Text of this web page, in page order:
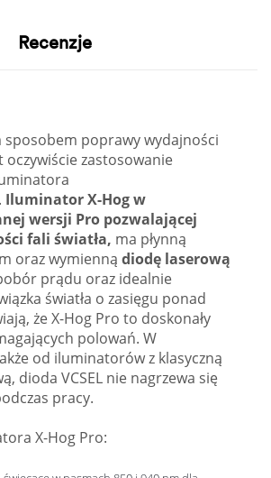
Recenzje
sposobem poprawy wydajności
oczywiście zastosowanie
Iluminator X-Hog w
wersji Pro pozwalającej
fali światła, ma płynną
oraz wymienną diodę laserową
prądu oraz idealnie
światła o zasięgu ponad
że X-Hog Pro to doskonały
polowań. W
od iluminatorów z klasyczną
dioda VCSEL nie nagrzewa się
pracy.
X-Hog Pro: